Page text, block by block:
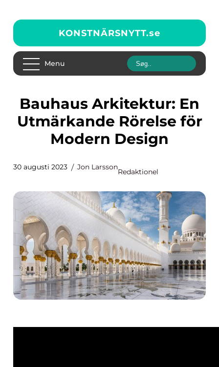
KONSTNÄRSNYTT.se
Menu
Bauhaus Arkitektur: En
Utmärkande Rörelse för
Modern Design
30 augusti 2023 Jon Larsson
Redaktionel